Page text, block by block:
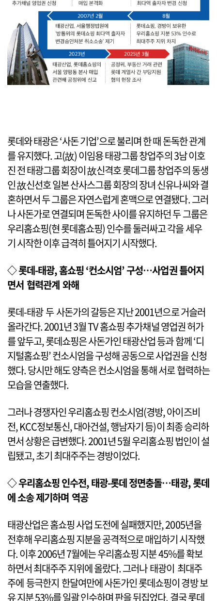
롯데와 태광은 ‘사돈 기업’으로 불리며 한 때 돈독한 관계
를 유지했다. 고(故) 이임용 태광그룹 창업주의 3남 이호
진 전 태광그룹 회장이 故신격호 롯데그룹 창업주의 동생
인 故신선호 일본 산사스그룹 회장의 장녀 신유나씨와 결
혼하면서 두 그룹은 자연스럽게 혼맥으로 연결됐다. 그러
나 사돈가로 연결되며 돈독한 사이를 유지하던 두 그룹은
우리홈쇼핑(현 롯데홈쇼핑) 인수를 둘러싸고 각을 세우
기 시작한 이후 급격히 틀어지기 시작했다.
◇ 롯데-태광, 홈쇼핑 ‘컨소시엄’ 구성…사업권 틀어지
면서 협력관계 와해
롯데-태광 두 사돈가의 갈등은 지난 2001년으로 거슬러
올라간다. 2001년 3월 TV 홈쇼핑 추가채널 영업권 허가
를 앞두고, 롯데쇼핑은 사돈가인 태광산업 등과 함께 ‘디
지털홈쇼핑’ 컨소시엄을 구성해 공동으로 사업권을 신청
했다. 당시만 해도 양측은 컨소시엄을 통해 서로 협력하는
모습을 연출했다.
그러나 경쟁자인 우리홈쇼핑 컨소시엄(경방, 아이즈비
전, KCC정보통신, 대아건설, 행남자기 등)이 최종 승리하
면서 상황은 급변했다. 2001년 5월 우리홈쇼핑 법인이 설
립됐고, 초기 최대주주는 경방이었다.
◇ 우리홈쇼핑 인수전, 태광-롯데 정면충돌…태광, 롯데
에 소송 제기하며 역공
태광산업은 홈쇼핑 사업 도전에 실패했지만, 2005년을
전후해 우리홈쇼핑 지분을 공격적으로 매입하기 시작했
다. 이후 2006년 7월에는 우리홈쇼핑 지분 45%를 확보
하면서 최대주주 지위에 올랐다. 그러나 태광이 최대주
주에 등극한지 한달여만에 사돈가인 롯데쇼핑이 경방 보
유 지분 53%를 일괄 인수하며 판을 뒤집었다. 결국 롯데